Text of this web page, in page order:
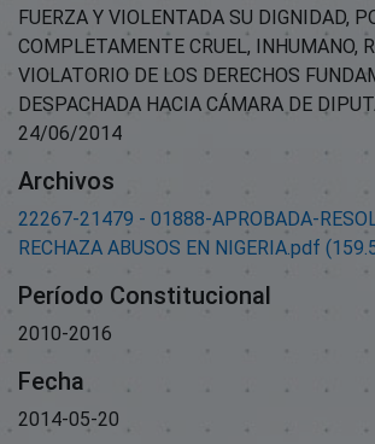
FUERZA Y VIOLENTADA SU DIGNIDAD,
COMPLETAMENTE CRUEL, INHUMANO,
VIOLATORIO DE LOS DERECHOS
DESPACHADA HACIA CÁMARA DE
24/06/2014
Archivos
22267-21479 - 01888-APROBADA-
RECHAZA ABUSOS EN NIGERIA.pdf
Período Constitucional
2010-2016
Fecha
2014-05-20